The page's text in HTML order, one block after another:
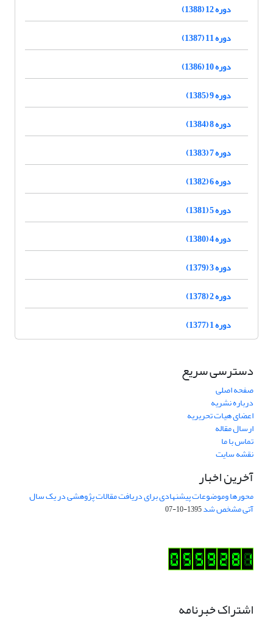
دوره 12 (1388)
دوره 11 (1387)
دوره 10 (1386)
دوره 9 (1385)
دوره 8 (1384)
دوره 7 (1383)
دوره 6 (1382)
دوره 5 (1381)
دوره 4 (1380)
دوره 3 (1379)
دوره 2 (1378)
دوره 1 (1377)
دسترسی سریع
صفحه اصلی
درباره نشریه
اعضای هیات تحریریه
ارسال مقاله
تماس با ما
نقشه سایت
آخرین اخبار
محورها وموضوعات پیشنهادی برای دریافت مقالات پژوهشی در یک سال
آتی مشخص شد1395-10-07
اشتراک خبرنامه